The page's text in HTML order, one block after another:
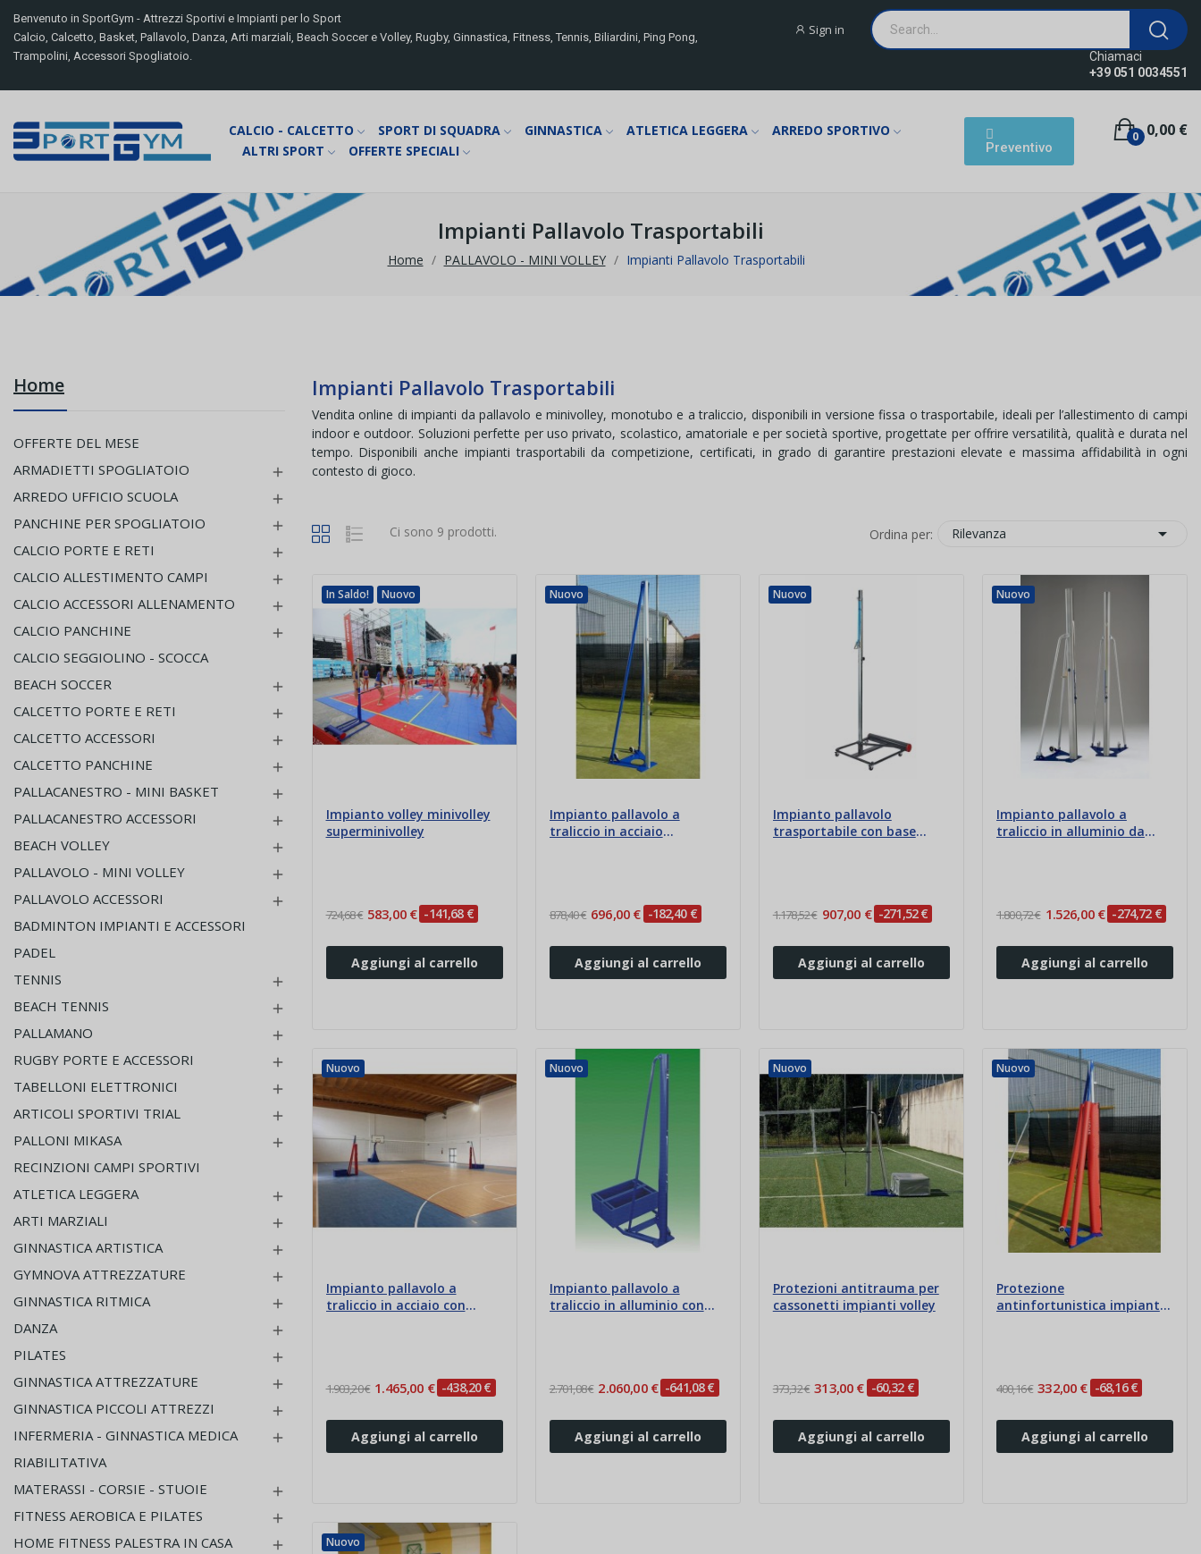
Benvenuto in SportGym - Attrezzi Sportivi e Impianti per lo Sport
Calcio, Calcetto, Basket, Pallavolo, Danza, Arti marziali, Beach Soccer e Volley, Rugby, Ginnastica, Fitness, Tennis, Biliardini, Ping Pong,
Trampolini, Accessori Spogliatoio.
Sign in
Chiamaci
+39 051 0034551
CALCIO - CALCETTO SPORT DI SQUADRA GINNASTICA ATLETICA LEGGERA
ARREDO SPORTIVO
ALTRI SPORT
OFFERTE SPECIALI Preventivo
0,00 €
0
Impianti Pallavolo Trasportabili
Home PALLAVOLO - MINI VOLLEY Impianti Pallavolo Trasportabili
Home
OFFERTE DEL MESE
ARMADIETTI SPOGLIATOIO

ARREDO UFFICIO SCUOLA 
PANCHINE PER SPOGLIATOIO 
CALCIO PORTE E RETI 
CALCIO ALLESTIMENTO CAMPI 
CALCIO ACCESSORI ALLENAMENTO 
CALCIO PANCHINE 
CALCIO SEGGIOLINO - SCOCCA
BEACH SOCCER

CALCETTO PORTE E RETI 
CALCETTO ACCESSORI 
CALCETTO PANCHINE 
PALLACANESTRO - MINI BASKET 
PALLACANESTRO ACCESSORI 
BEACH VOLLEY 
PALLAVOLO - MINI VOLLEY 
PALLAVOLO ACCESSORI 
BADMINTON IMPIANTI E ACCESSORI
PADEL
TENNIS

BEACH TENNIS 
PALLAMANO 
RUGBY PORTE E ACCESSORI 
TABELLONI ELETTRONICI 
ARTICOLI SPORTIVI TRIAL 
PALLONI MIKASA 
RECINZIONI CAMPI SPORTIVI
ATLETICA LEGGERA

ARTI MARZIALI 
GINNASTICA ARTISTICA 
GYMNOVA ATTREZZATURE 
GINNASTICA RITMICA 
DANZA 
PILATES 
GINNASTICA ATTREZZATURE 
GINNASTICA PICCOLI ATTREZZI 
INFERMERIA - GINNASTICA MEDICA
RIABILITATIVA

MATERASSI - CORSIE - STUOIE 
FITNESS AEROBICA E PILATES 
HOME FITNESS PALESTRA IN CASA 
Impianti Pallavolo Trasportabili
Vendita online di impianti da pallavolo e minivolley, monotubo e a traliccio, disponibili in versione fissa o trasportabile, ideali per l’allestimento di campi
indoor e outdoor. Soluzioni perfette per uso privato, scolastico, amatoriale e per società sportive, progettate per offrire versatilità, qualità e durata nel
tempo. Disponibili anche impianti trasportabili da competizione, certificati, in grado di garantire prestazioni elevate e massima affidabilità in ogni
contesto di gioco.
Ci sono 9 prodotti. Ordina per: Rilevanza 
In Saldo! Nuovo
Impianto volley minivolley
superminivolley
724,68 € 583,00 € -141,68 €
Aggiungi al carrello
Nuovo
Impianto pallavolo a
traliccio in acciaio
878,40 € 696,00 € -182,40 €
Aggiungi al carrello
Nuovo
Impianto pallavolo
trasportabile con base
1.178,52 € 907,00 € -271,52 €
Aggiungi al carrello
Nuovo
Impianto pallavolo a
traliccio in alluminio da
1.800,72 € 1.526,00 € -274,72 €
Aggiungi al carrello
Nuovo
Impianto pallavolo a
traliccio in acciaio con
1.903,20 € 1.465,00 € -438,20 €
Aggiungi al carrello
Nuovo
Impianto pallavolo a
traliccio in alluminio con
2.701,08 € 2.060,00 € -641,08 €
Aggiungi al carrello
Nuovo
Protezioni antitrauma per
cassonetti impianti volley
373,32 € 313,00 € -60,32 €
Aggiungi al carrello
Nuovo
Protezione
antinfortunistica impianto
400,16 € 332,00 € -68,16 €
Aggiungi al carrello
Nuovo